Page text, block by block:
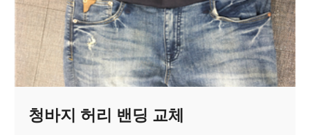
청바지 허리 밴딩 교체